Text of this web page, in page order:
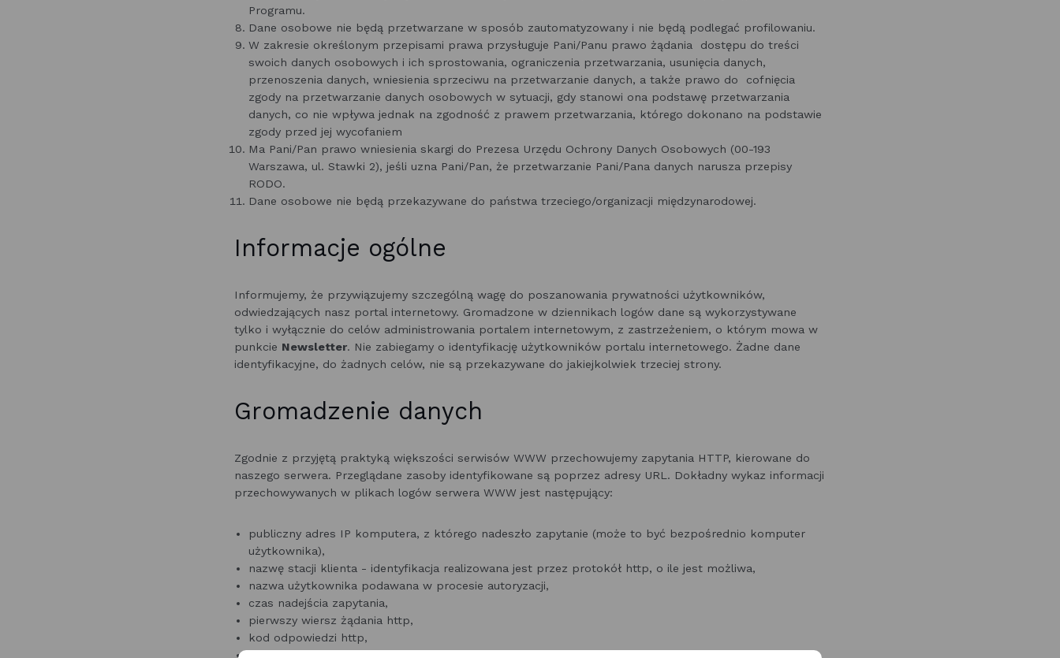
Programu.
Dane osobowe nie będą przetwarzane w sposób zautomatyzowany i nie będą podlegać profilowaniu.
W zakresie określonym przepisami prawa przysługuje Pani/Panu prawo żądania dostępu do treści
swoich danych osobowych i ich sprostowania, ograniczenia przetwarzania, usunięcia danych,
przenoszenia danych, wniesienia sprzeciwu na przetwarzanie danych, a także prawo do cofnięcia
zgody na przetwarzanie danych osobowych w sytuacji, gdy stanowi ona podstawę przetwarzania
danych, co nie wpływa jednak na zgodność z prawem przetwarzania, którego dokonano na podstawie
zgody przed jej wycofaniem
Ma Pani/Pan prawo wniesienia skargi do Prezesa Urzędu Ochrony Danych Osobowych (00-193
Warszawa, ul. Stawki 2), jeśli uzna Pani/Pan, że przetwarzanie Pani/Pana danych narusza przepisy
RODO.
Dane osobowe nie będą przekazywane do państwa trzeciego/organizacji międzynarodowej.
Informacje ogólne
Informujemy, że przywiązujemy szczególną wagę do poszanowania prywatności użytkowników,
odwiedzających nasz portal internetowy. Gromadzone w dziennikach logów dane są wykorzystywane
tylko i wyłącznie do celów administrowania portalem internetowym, z zastrzeżeniem, o którym mowa w
punkcie Newsletter. Nie zabiegamy o identyfikację użytkowników portalu internetowego. Żadne dane
identyfikacyjne, do żadnych celów, nie są przekazywane do jakiejkolwiek trzeciej strony.
Gromadzenie danych
Zgodnie z przyjętą praktyką większości serwisów WWW przechowujemy zapytania HTTP, kierowane do
naszego serwera. Przeglądane zasoby identyfikowane są poprzez adresy URL. Dokładny wykaz informacji
przechowywanych w plikach logów serwera WWW jest następujący:
publiczny adres IP komputera, z którego nadeszło zapytanie (może to być bezpośrednio komputer
użytkownika),
nazwę stacji klienta - identyfikacja realizowana jest przez protokół http, o ile jest możliwa,
nazwa użytkownika podawana w procesie autoryzacji,
czas nadejścia zapytania,
pierwszy wiersz żądania http,
kod odpowiedzi http,